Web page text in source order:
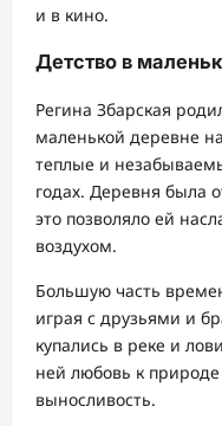
и в кино.
Детство в
Регина Збарская
маленькой деревне
теплые и
годах. Деревня была
это позволяло ей
воздухом.
Большую часть
играя с друзьями и
купались в реке и
ней любовь к
выносливость.